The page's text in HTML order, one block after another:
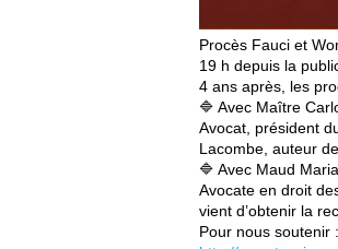
Procès Fauci et
19 h depuis la
4 ans après, les
🔷 Avec Maître
Avocat, président
Lacombe, auteur
🔷 Avec Maud
Avocate en droit
vient d’obtenir la
Pour nous soutenir :